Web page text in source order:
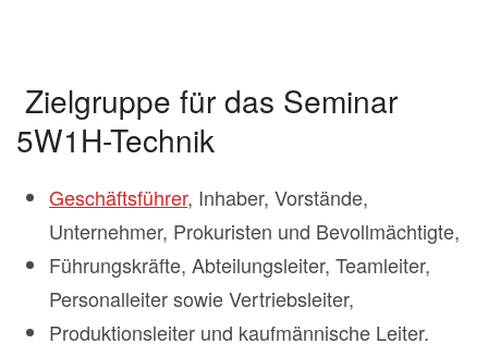
Zielgruppe für das Seminar
5W1H-Technik
Geschäftsführer, Inhaber, Vorstände,
Unternehmer, Prokuristen und Bevollmächtigte,
Führungskräfte, Abteilungsleiter, Teamleiter,
Personalleiter sowie Vertriebsleiter,
Produktionsleiter und kaufmännische Leiter.